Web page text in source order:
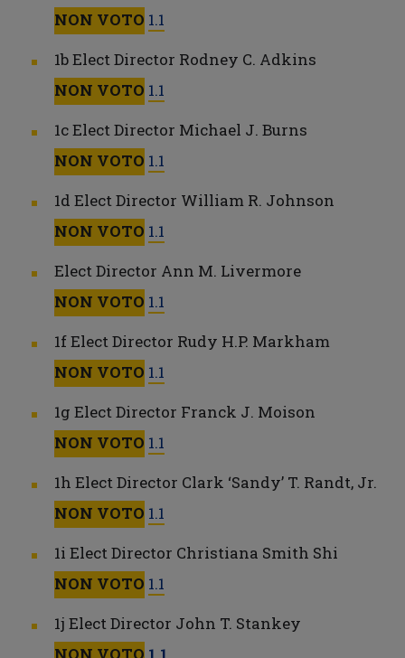
NON VOTO 1.1
1b Elect Director Rodney C. Adkins
NON VOTO 1.1
1c Elect Director Michael J. Burns
NON VOTO 1.1
1d Elect Director William R. Johnson
NON VOTO 1.1
Elect Director Ann M. Livermore
NON VOTO 1.1
1f Elect Director Rudy H.P. Markham
NON VOTO 1.1
1g Elect Director Franck J. Moison
NON VOTO 1.1
1h Elect Director Clark ‘Sandy’ T. Randt, Jr.
NON VOTO 1.1
1i Elect Director Christiana Smith Shi
NON VOTO 1.1
1j Elect Director John T. Stankey